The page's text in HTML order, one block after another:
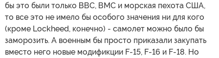
бы это были только ВВС, ВМС и морская пехота США,
то все это не имело бы особого значения ни для кого
(кроме Lockheed, конечно) - самолет можно было бы
заморозить. А военным бы просто приказали закупать
вместо него новые модификции F-15, F-16 и F-18. Но